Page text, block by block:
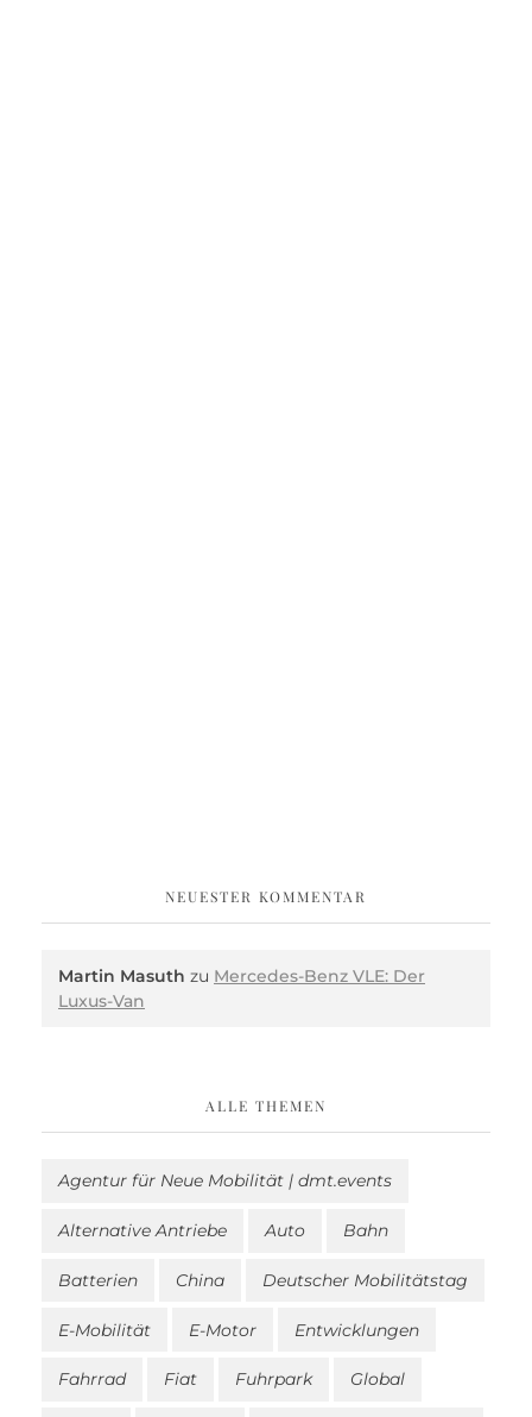
NEUESTER KOMMENTAR
Martin Masuth zu Mercedes-Benz VLE: Der
Luxus-Van
ALLE THEMEN
Agentur für Neue Mobilität | dmt.events
Alternative Antriebe Auto Bahn
Batterien China Deutscher Mobilitätstag
E-Mobilität E-Motor Entwicklungen
Fahrrad Fiat Fuhrpark Global